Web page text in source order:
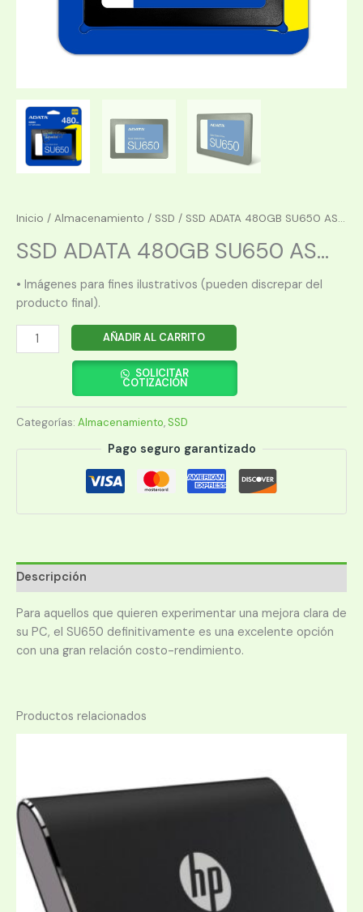
Inicio / Almacenamiento / SSD / SSD ADATA 480GB SU650 AS...
SSD ADATA 480GB SU650 AS...
• Imágenes para fines ilustrativos (pueden discrepar del
producto final).
SSD
ADATA
ASU650SS-
480GT
AÑADIR AL CARRITO
SOLICITAR
COTIZACIÓN
Categorías: Almacenamiento, SSD
Pago seguro garantizado
Descripción
Para aquellos que quieren experimentar una mejora clara de
su PC, el SU650 definitivamente es una excelente opción
con una gran relación costo-rendimiento.
Productos relacionados